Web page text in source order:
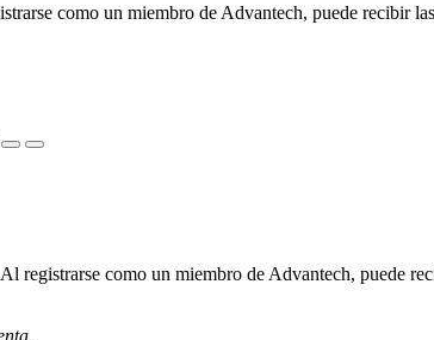
como un miembro de Advantech, puede recibir
registrarse como un miembro de Advantech, puede